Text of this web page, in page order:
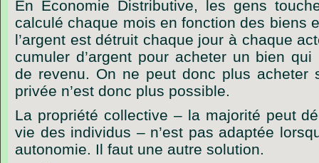
En Économie Distributive, les gens
calculé chaque mois en fonction des biens
l’argent est détruit chaque jour à chaque
cumuler d’argent pour acheter un bien
de revenu. On ne peut donc plus acheter
privée n’est donc plus possible.
La propriété collective – la majorité peut
vie des individus – n’est pas adaptée
autonomie. Il faut une autre solution.